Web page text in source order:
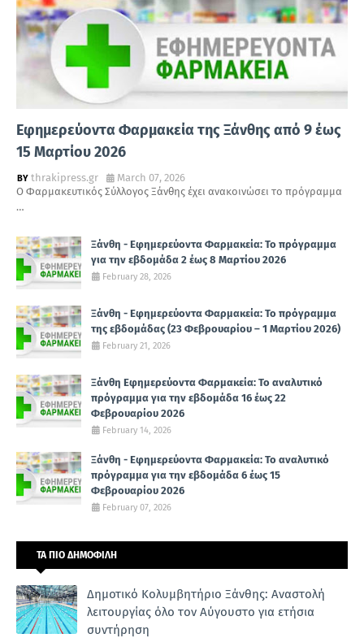
Εφημερεύοντα Φαρμακεία της Ξάνθης από 9 έως
15 Μαρτίου 2026
thrakipress.gr
March 07, 2026
Ο Φαρμακευτικός Σύλλογος Ξάνθης έχει ανακοινώσει το πρόγραμμα
…
Ξάνθη - Εφημερεύοντα Φαρμακεία: Το πρόγραμμα
για την εβδομάδα 2 έως 8 Μαρτίου 2026
February 28, 2026
Ξάνθη - Εφημερεύοντα Φαρμακεία: Το πρόγραμμα
της εβδομάδας (23 Φεβρουαρίου – 1 Μαρτίου 2026)
February 21, 2026
Ξάνθη Εφημερεύοντα Φαρμακεία: Το αναλυτικό
πρόγραμμα για την εβδομάδα 16 έως 22
Φεβρουαρίου 2026
February 14, 2026
Ξάνθη - Εφημερεύοντα Φαρμακεία: Το αναλυτικό
πρόγραμμα για την εβδομάδα 6 έως 15
Φεβρουαρίου 2026
February 07, 2026
ΤΑ ΠΙΟ ΔΗΜΟΦΙΛΗ
Δημοτικό Κολυμβητήριο Ξάνθης: Αναστολή
λειτουργίας όλο τον Αύγουστο για ετήσια
συντήρηση